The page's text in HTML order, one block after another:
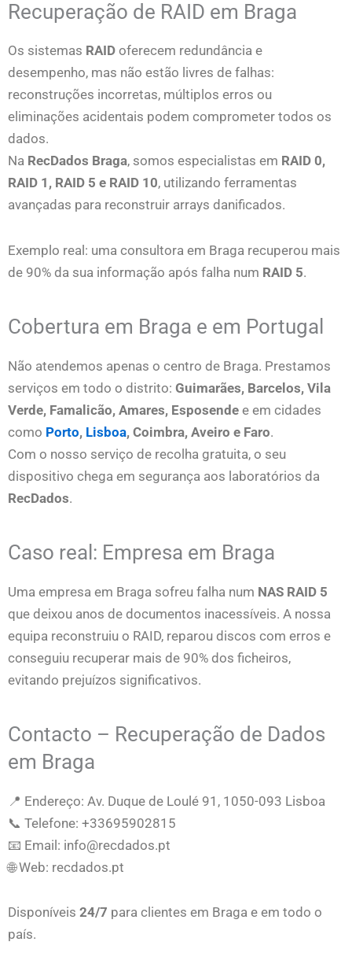
Recuperação de RAID em Braga
Os sistemas RAID oferecem redundância e
desempenho, mas não estão livres de falhas:
reconstruções incorretas, múltiplos erros ou
eliminações acidentais podem comprometer todos os
dados.
Na RecDados Braga, somos especialistas em RAID 0,
RAID 1, RAID 5 e RAID 10, utilizando ferramentas
avançadas para reconstruir arrays danificados.
Exemplo real: uma consultora em Braga recuperou mais
de 90% da sua informação após falha num RAID 5.
Cobertura em Braga e em Portugal
Não atendemos apenas o centro de Braga. Prestamos
serviços em todo o distrito: Guimarães, Barcelos, Vila
Verde, Famalicão, Amares, Esposende e em cidades
como Porto, Lisboa, Coimbra, Aveiro e Faro.
Com o nosso serviço de recolha gratuita, o seu
dispositivo chega em segurança aos laboratórios da
RecDados.
Caso real: Empresa em Braga
Uma empresa em Braga sofreu falha num NAS RAID 5
que deixou anos de documentos inacessíveis. A nossa
equipa reconstruiu o RAID, reparou discos com erros e
conseguiu recuperar mais de 90% dos ficheiros,
evitando prejuízos significativos.
Contacto – Recuperação de Dados
em Braga
📍 Endereço: Av. Duque de Loulé 91, 1050-093 Lisboa
📞 Telefone: +33695902815
📧 Email: info@recdados.pt
🌐 Web: recdados.pt
Disponíveis 24/7 para clientes em Braga e em todo o
país.